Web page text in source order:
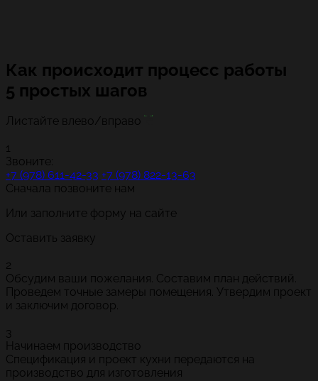
Как происходит процесс работы
5 простых шагов
Листайте влево/вправо
1
Звоните:
+7 (978) 611-42-33 +7 (978) 822-13-63
Сначала позвоните нам
Или заполните форму на сайте
Оставить заявку
2
Обсудим ваши пожелания. Составим план действий.
Проведем точные замеры помещения. Утвердим проект
и заключим договор.
3
Начинаем производство
Спецификация и проект кухни передаются на
производство для изготовления